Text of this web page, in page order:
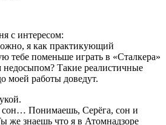
с интересом:
я как практикующий
тебе поменьше играть в «Сталкера»
недосыпом? Такие реалистичные
моей работы доведут.
Понимаешь, Серёга, сон и
же знаешь что я в Атомнадзоре